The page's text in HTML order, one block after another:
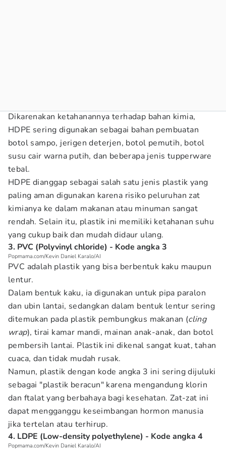
Dikarenakan ketahanannya terhadap bahan kimia,
HDPE sering digunakan sebagai bahan pembuatan
botol sampo, jerigen deterjen, botol pemutih, botol
susu cair warna putih, dan beberapa jenis tupperware
tebal.
HDPE dianggap sebagai salah satu jenis plastik yang
paling aman digunakan karena risiko peluruhan zat
kimianya ke dalam makanan atau minuman sangat
rendah. Selain itu, plastik ini memiliki ketahanan suhu
yang cukup baik dan mudah didaur ulang.
3. PVC (Polyvinyl chloride) - Kode angka 3
Popmama.com/Kevin Daniel Karalo/AI
PVC adalah plastik yang bisa berbentuk kaku maupun
lentur.
Dalam bentuk kaku, ia digunakan untuk pipa paralon
dan ubin lantai, sedangkan dalam bentuk lentur sering
ditemukan pada plastik pembungkus makanan (cling
wrap), tirai kamar mandi, mainan anak-anak, dan botol
pembersih lantai. Plastik ini dikenal sangat kuat, tahan
cuaca, dan tidak mudah rusak.
Namun, plastik dengan kode angka 3 ini sering dijuluki
sebagai "plastik beracun" karena mengandung klorin
dan ftalat yang berbahaya bagi kesehatan. Zat-zat ini
dapat mengganggu keseimbangan hormon manusia
jika tertelan atau terhirup.
4. LDPE (Low-density polyethylene) - Kode angka 4
Popmama.com/Kevin Daniel Karalo/AI